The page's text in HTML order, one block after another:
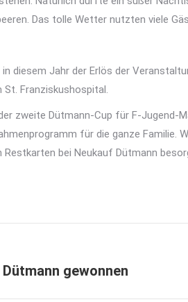
Das tolle Wetter nutzten viele
diesem Jahr der Erlös der
Franziskushospital.
zweite Dütmann-Cup für F-
für die ganze Familie.
bei Neukauf Dütmann
gewonnen